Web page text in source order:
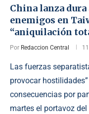
China lanza
enemigos en
“aniquilación
Por Redaccion Central
Las fuerzas
provocar
consecuencias por
martes el portavoz